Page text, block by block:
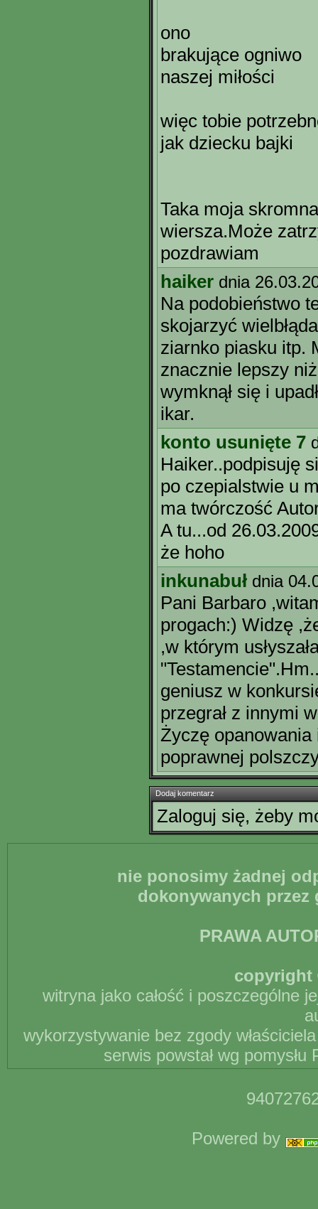
ono
brakujące ogniwo
naszej miłości
więc tobie
jak dziecku bajki
Taka moja
wiersza.Może
pozdrawiam
haiker dnia
Na podobieństwo
skojarzyć
ziarnko piasku itp.
znacznie lepszy
wymknął się i
ikar.
konto usunięte 7
Haiker..podpisuję
po czepialstwie u
ma twórczość
A tu...od
że hoho
inkunabuł dnia
Pani Barbaro
progach:) Widzę
,w którym
geniusz w
przegrał z innymi
Życzę
poprawnej
Dodaj komentarz
Zaloguj się, żeby
nie ponosimy żadnej
dokonywanych
PRAWA
copyright
witryna jako całość i poszczególne
wykorzystywanie bez zgody
serwis powstał wg
Powered by